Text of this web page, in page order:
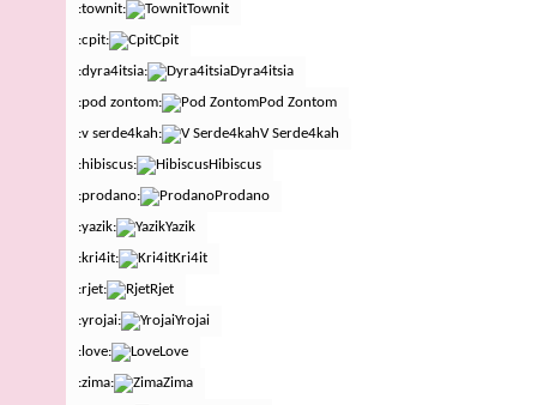
:townit:
Townit
:cpit:
Cpit
:dyra4itsia:
Dyra4itsia
:pod zontom:
Pod Zontom
:v serde4kah:
V Serde4kah
:hibiscus:
Hibiscus
:prodano:
Prodano
:yazik:
Yazik
:kri4it:
Kri4it
:rjet:
Rjet
:yrojai:
Yrojai
:love:
Love
:zima:
Zima